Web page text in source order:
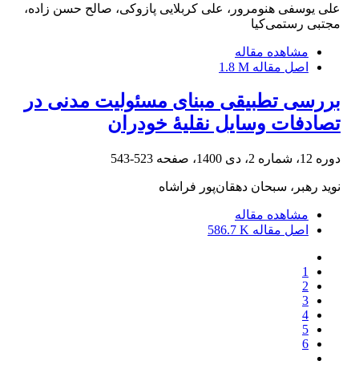
علی یوسفی هنومرور، علی کربلایی پازوکی، صالح حسن زاده،
مجتبی رستمی‌کیا
مشاهده مقاله
اصل مقاله 1.8 M
بررسی تطبیقی مبنای مسئولیت مدنی در
تصادفات وسایل ‌نقلیۀ خودران
دوره 12، شماره 2، دی 1400، صفحه 523-543
نوید رهبر، سبحان دهقان‌پور فراشاه
مشاهده مقاله
اصل مقاله 586.7 K
1
2
3
4
5
6